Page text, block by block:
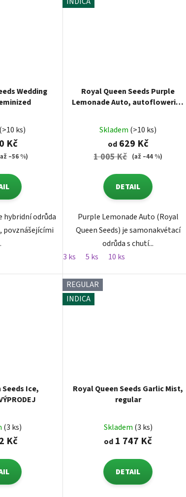
Wedding
(>10 ks)
Kč
–56 %)
hybridní odrůda
povznášejícími
Royal Queen Seeds Purple
Lemonade Auto, autoflowering
Skladem (>10 ks)
od629 Kč
1 005 Kč (až –44 %)
DETAIL
Purple Lemonade Auto (Royal
Queen Seeds) je samonakvétací
odrůda s chutí...
3 ks
5 ks 10 ks
Ice,
(3 ks)
Kč
REGULAR
INDICA
Royal Queen Seeds Garlic Mist,
regular
Skladem (3 ks)
od 1 747 Kč
DETAIL